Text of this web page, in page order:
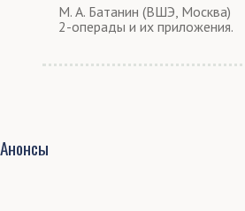
М. А. Батанин (ВШЭ, Москва)
2-операды и их приложения.
Анонсы